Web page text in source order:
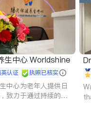
生中心 Worldshine
认证 执照已核实
中心为老年人提供日
致力于通过持续的护